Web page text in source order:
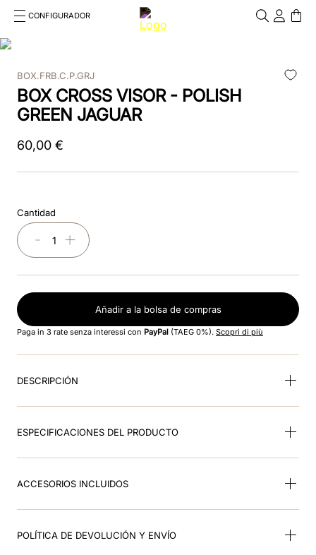
CONFIGURADOR
Cosa stai cercando?
1.kep cromo 2 0
2 kep
3.helmet
6.accessori
7.front
8.visor
9.kep nero
10.kep cromo
BOX.FRB.C.P.GRJ
BOX CROSS VISOR - POLISH
GREEN JAGUAR
60,00 €
Cantidad
＋
－
Añadir a la bolsa de compras
Paga in 3 rate senza interessi con PayPal (TAEG 0%). Scopri di più
DESCRIPCIÓN
ESPECIFICACIONES DEL PRODUCTO
ACCESORIOS INCLUIDOS
POLÍTICA DE DEVOLUCIÓN Y ENVÍO